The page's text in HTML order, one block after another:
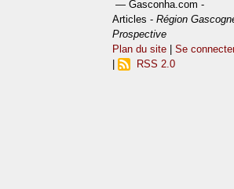
— Gasconha.com -
Articles -Région
Prospective
Plan du site |Se
RSS 2.0